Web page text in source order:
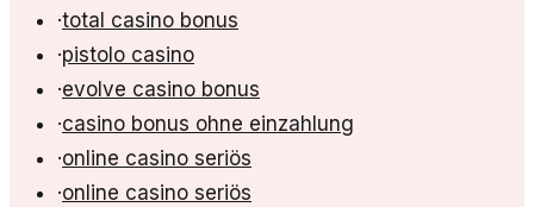
·total casino bonus
·pistolo casino
·evolve casino bonus
·casino bonus ohne einzahlung
·online casino seriös
·online casino seriös